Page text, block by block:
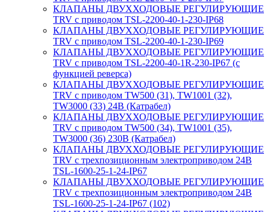
КЛАПАНЫ ДВУХХОДОВЫЕ РЕГУЛИРУЮЩИЕ
TRV с приводом TSL-2200-40-1-230-IP68
КЛАПАНЫ ДВУХХОДОВЫЕ РЕГУЛИРУЮЩИЕ
TRV с приводом TSL-2200-40-1-230-IP69
КЛАПАНЫ ДВУХХОДОВЫЕ РЕГУЛИРУЮЩИЕ
TRV с приводом TSL-2200-40-1R-230-IP67 (с
функцией реверса)
КЛАПАНЫ ДВУХХОДОВЫЕ РЕГУЛИРУЮЩИЕ
TRV с приводом TW500 (31), TW1001 (32),
TW3000 (33) 24В (Катрабел)
КЛАПАНЫ ДВУХХОДОВЫЕ РЕГУЛИРУЮЩИЕ
TRV с приводом TW500 (34), TW1001 (35),
TW3000 (36) 230В (Катрабел)
КЛАПАНЫ ДВУХХОДОВЫЕ РЕГУЛИРУЮЩИЕ
TRV с трехпозиционным электроприводом 24В
TSL-1600-25-1-24-IP67
КЛАПАНЫ ДВУХХОДОВЫЕ РЕГУЛИРУЮЩИЕ
TRV с трехпозиционным электроприводом 24В
TSL-1600-25-1-24-IP67 (102)